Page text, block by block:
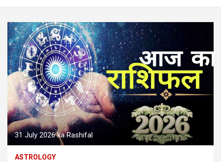
31 July 2026 ka Rashifal
ASTROLOGY